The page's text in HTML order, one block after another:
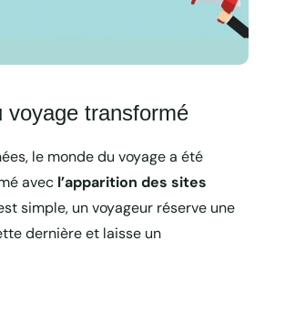
voyage transformé
le monde du voyage a été
avec l’apparition des sites
simple, un voyageur réserve une
dernière et laisse un